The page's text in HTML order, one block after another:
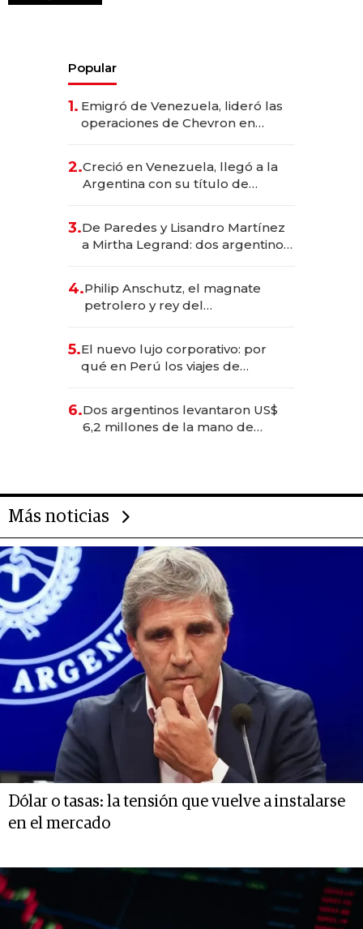
Popular
1. Emigró de Venezuela, lideró las
operaciones de Chevron en
2.Creció en Venezuela, llegó a la
Argentina con su título de
las marcas "fast premium"
3.De Paredes y Lisandro Martínez
a Mirtha Legrand: dos argentinos
4.Philip Anschutz, el magnate
petrolero y rey del
Fénix
5.El nuevo lujo corporativo: por
qué en Perú los viajes de
para convertirse en experiencias
transformadoras
6.Dos argentinos levantaron US$
6,2 millones de la mano de
Más noticias
Dólar o tasas: la tensión que vuelve a instalarse
en el mercado